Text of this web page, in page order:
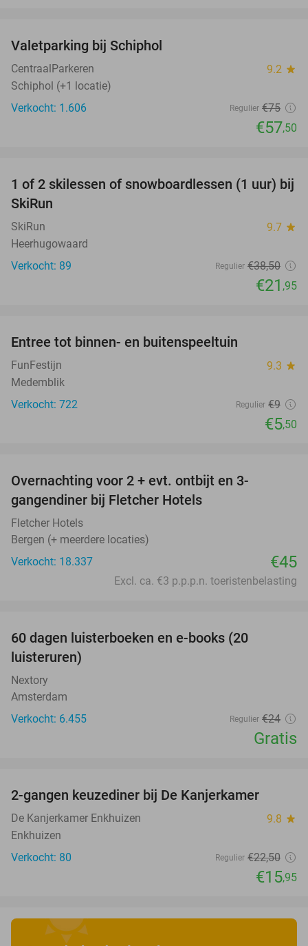
Valetparking bij Schiphol
CentraalParkeren 9.2 star
Schiphol (+1 locatie)
Verkocht: 1.606
Regulier €75
€57,50
43%
1 of 2 skilessen of snowboardlessen (1 uur) bij
SkiRun
SkiRun 9.7 star
Heerhugowaard
Verkocht: 89
Regulier €38,50
€21 ,95
Entree tot binnen- en buitenspeeltuin
FunFestijn 9.3 star
Medemblik
Verkocht: 722
Regulier €9
€5,50
Overnachting voor 2 + evt. ontbijt en 3-
gangendiner bij Fletcher Hotels
Fletcher Hotels
Bergen (+ meerdere locaties)
Verkocht: 18.337
€45
Excl. ca. €3 p.p.p.n. toeristenbelasting
60 dagen luisterboeken en e-books (20
luisteruren)
Nextory
Amsterdam
Verkocht: 6.455
Regulier €24
Gratis
2-gangen keuzediner bij De Kanjerkamer
De Kanjerkamer Enkhuizen 9.8 star
Enkhuizen
Verkocht: 80
Regulier €22,50
€15,95